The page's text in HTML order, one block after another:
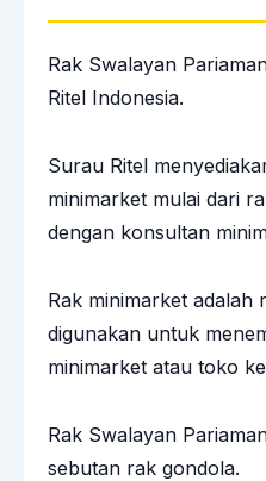
Rak Swalayan
Ritel Indonesia.
Surau Ritel
minimarket mulai dari
dengan konsultan
Rak minimarket adalah
digunakan untuk
minimarket atau toko
Rak Swalayan
sebutan rak gondola.